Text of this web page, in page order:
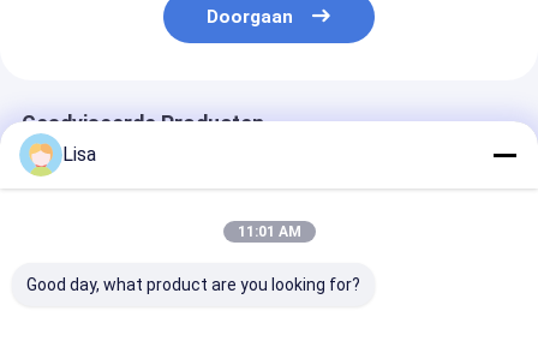
Doorgaan
Geadviseerde Producten
Lisa
11:01 AM
Good day, what product are you looking for?